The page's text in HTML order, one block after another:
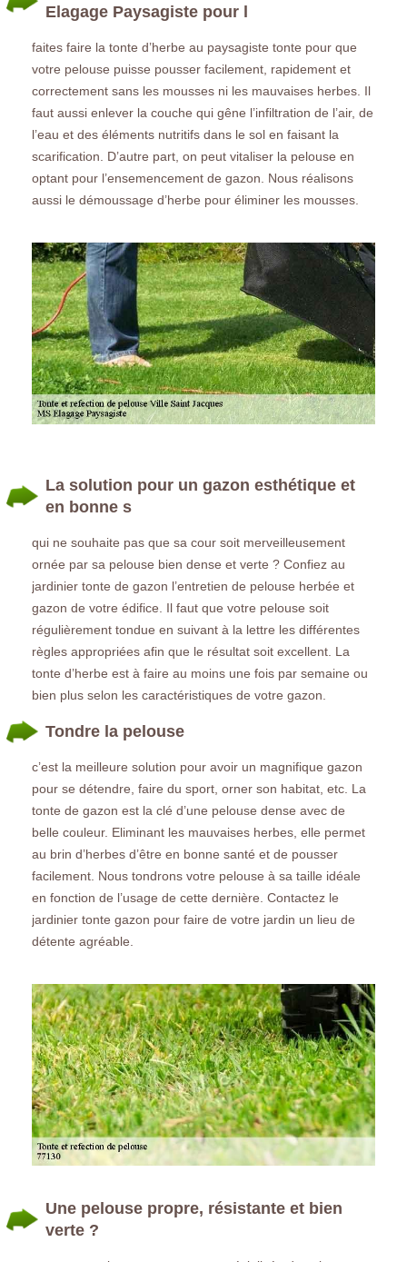
Elagage Paysagiste pour l
faites faire la tonte d’herbe au paysagiste tonte pour que
votre pelouse puisse pousser facilement, rapidement et
correctement sans les mousses ni les mauvaises herbes. Il
faut aussi enlever la couche qui gêne l’infiltration de l’air, de
l’eau et des éléments nutritifs dans le sol en faisant la
scarification. D’autre part, on peut vitaliser la pelouse en
optant pour l’ensemencement de gazon. Nous réalisons
aussi le démoussage d’herbe pour éliminer les mousses.
La solution pour un gazon esthétique et
en bonne s
qui ne souhaite pas que sa cour soit merveilleusement
ornée par sa pelouse bien dense et verte ? Confiez au
jardinier tonte de gazon l’entretien de pelouse herbée et
gazon de votre édifice. Il faut que votre pelouse soit
régulièrement tondue en suivant à la lettre les différentes
règles appropriées afin que le résultat soit excellent. La
tonte d’herbe est à faire au moins une fois par semaine ou
bien plus selon les caractéristiques de votre gazon.
Tondre la pelouse
c’est la meilleure solution pour avoir un magnifique gazon
pour se détendre, faire du sport, orner son habitat, etc. La
tonte de gazon est la clé d’une pelouse dense avec de
belle couleur. Eliminant les mauvaises herbes, elle permet
au brin d’herbes d’être en bonne santé et de pousser
facilement. Nous tondrons votre pelouse à sa taille idéale
en fonction de l’usage de cette dernière. Contactez le
jardinier tonte gazon pour faire de votre jardin un lieu de
détente agréable.
Une pelouse propre, résistante et bien
verte ?